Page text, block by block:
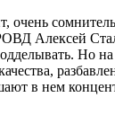
Алексей
Но
в нем